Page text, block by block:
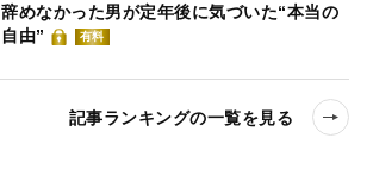
辞めなかった男が定年後に気づいた“本当の
自由”
有料
記事ランキングの一覧を見る